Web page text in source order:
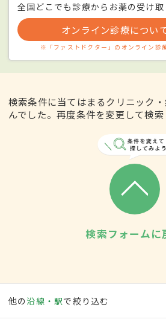
全国どこでも診療からお薬の受け
オンライン診療につい
※「ファストドクター」のオンライン診
検索条件に当てはまるクリニック
んでした。再度条件を変更して検索
検索フォームに
他の沿線・駅で絞り込む